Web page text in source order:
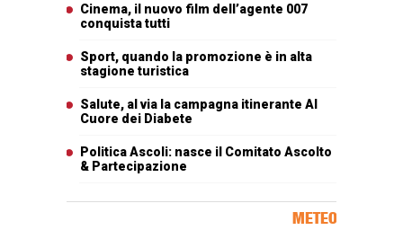
Cinema, il nuovo film dell’agente 007
conquista tutti
Sport, quando la promozione è in alta
stagione turistica
Salute, al via la campagna itinerante Al
Cuore dei Diabete
Politica Ascoli: nasce il Comitato Ascolto
& Partecipazione
METEO